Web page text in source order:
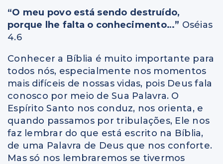
“O meu povo está sendo destruído,
porque lhe falta o conhecimento…” Oséias
4.6
Conhecer a Bíblia é muito importante para
todos nós, especialmente nos momentos
mais difíceis de nossas vidas, pois Deus fala
conosco por meio de Sua Palavra. O
Espírito Santo nos conduz, nos orienta, e
quando passamos por tribulações, Ele nos
faz lembrar do que está escrito na Bíblia,
de uma Palavra de Deus que nos conforte.
Mas só nos lembraremos se tivermos